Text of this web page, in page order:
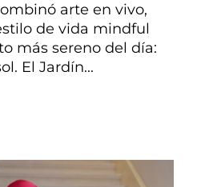
arte en vivo,
de vida mindful
más sereno del día:
El Jardín...